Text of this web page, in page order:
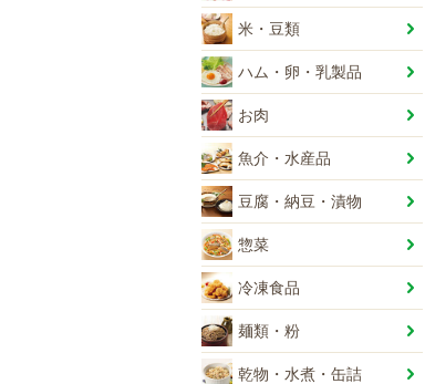
米・豆類
ハム・卵・乳製品
お肉
魚介・水産品
豆腐・納豆・漬物
惣菜
冷凍食品
麺類・粉
乾物・水煮・缶詰
+
-